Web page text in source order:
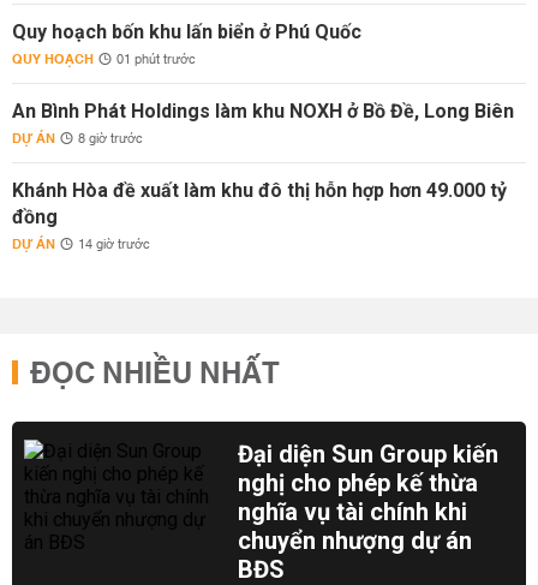
Quy hoạch bốn khu lấn biển ở Phú Quốc
QUY HOẠCH 01 phút trước
An Bình Phát Holdings làm khu NOXH ở Bồ Đề, Long Biên
DỰ ÁN 8 giờ trước
Khánh Hòa đề xuất làm khu đô thị hỗn hợp hơn 49.000 tỷ
đồng
DỰ ÁN 14 giờ trước
ĐỌC NHIỀU NHẤT
Đại diện Sun Group kiến
nghị cho phép kế thừa
nghĩa vụ tài chính khi
chuyển nhượng dự án
BĐS